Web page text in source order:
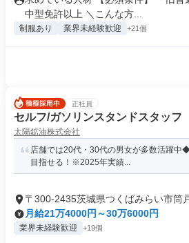
中型免許以上 ＼こんな方...
制服あり 業界未経験歓迎 +21個
正社員
セルフ/ガソリンスタンドスタッフ
太陽鉱油株式会社
店舗では20代・30代の男女が多数活躍中
目指せる！※2025年実績...
〒300-2435茨城県つくばみらい市筒
月給21万4000円～30万6000円
業界未経験歓迎 +19個